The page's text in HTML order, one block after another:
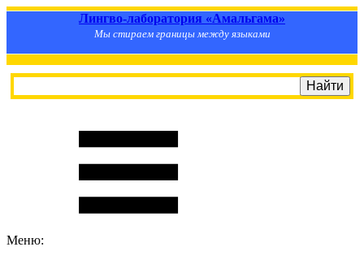
Лингво-лаборатория «Амальгама»
Мы стираем границы между языками
Меню: